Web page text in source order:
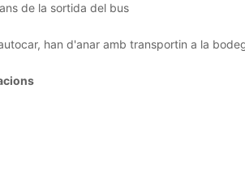
de la sortida del bus
han d'anar amb transportin a la